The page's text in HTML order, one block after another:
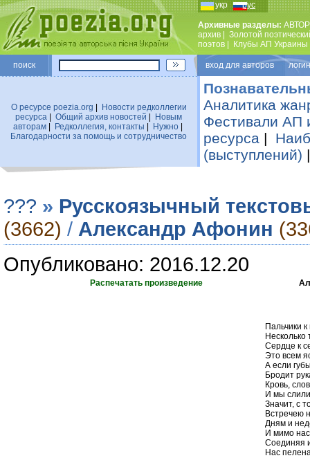
укр рус
Архивные разделы:
архив
Золотой
поэтов
Клубы АП Украины
поиск вход для авторов
О ресурсе poezia.org
Новости редколлегии
ресурса
Общий архив новостей
Новым
авторам| Редколлегия, контакты Нужно|
Благодарности за помощь и сотрудничество
Аналитика
Фестивали АП
ресурса |
(выступлений)
??? » Русскоязычный
(3662) / Александр Афонин
Опубликовано: 2016.12.20
Распечатать произведение
Пальчики
Несколько
Сердце к
Это всем
А если
Бродит
Кровь,
И мы
Значит, с
Встречею
Дням и
И мимо
Соединяя
Нас